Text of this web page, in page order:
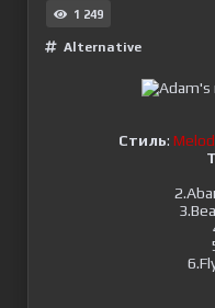
1 249
Alternative
Стиль: